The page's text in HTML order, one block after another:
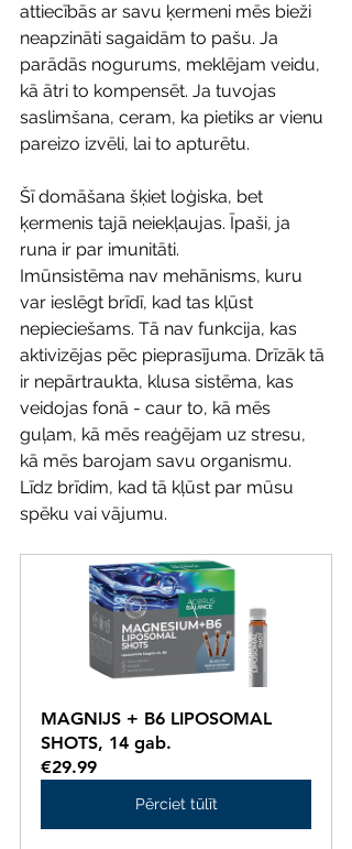
attiecībās ar savu ķermeni mēs bieži
neapzināti sagaidām to pašu. Ja
parādās nogurums, meklējam veidu,
kā ātri to kompensēt. Ja tuvojas
saslimšana, ceram, ka pietiks ar vienu
pareizo izvēli, lai to apturētu.
Šī domāšana šķiet loģiska, bet
ķermenis tajā neiekļaujas. Īpaši, ja
runa ir par imunitāti.
Imūnsistēma nav mehānisms, kuru
var ieslēgt brīdī, kad tas kļūst
nepieciešams. Tā nav funkcija, kas
aktivizējas pēc pieprasījuma. Drīzāk tā
ir nepārtraukta, klusa sistēma, kas
veidojas fonā - caur to, kā mēs
guļam, kā mēs reaģējam uz stresu,
kā mēs barojam savu organismu.
Līdz brīdim, kad tā kļūst par mūsu
spēku vai vājumu.
MAGNIJS + B6 LIPOSOMAL
SHOTS, 14 gab.
€29.99
Pērciet tūlīt